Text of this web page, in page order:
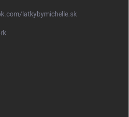
latkybymichelle.sk